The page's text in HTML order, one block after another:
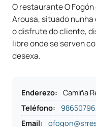
O restaurante O
Arousa, situado
o disfrute do cliente,
libre onde se serven
desexa.
Enderezo:
Camiña
Teléfono:
Email: